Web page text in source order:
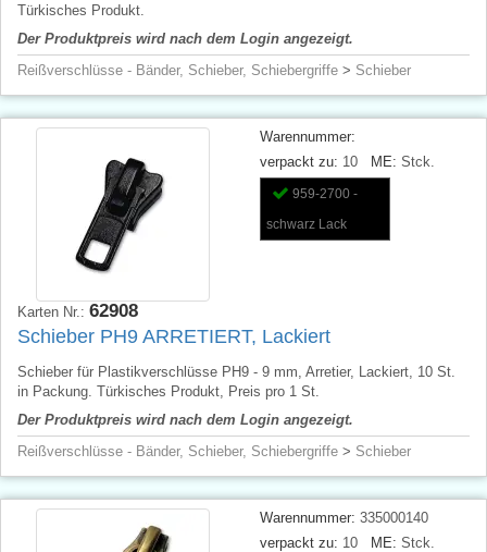
Türkisches Produkt.
Der Produktpreis wird nach dem Login angezeigt.
Reißverschlüsse - Bänder, Schieber, Schiebergriffe > Schieber
Warennummer:
verpackt zu: 10 ME: Stck.
959-2700 -
schwarz Lack
Karten Nr.: 62908
Schieber PH9 ARRETIERT, Lackiert
Schieber für Plastikverschlüsse PH9 - 9 mm, Arretier, Lackiert, 10 St.
in Packung. Türkisches Produkt, Preis pro 1 St.
Der Produktpreis wird nach dem Login angezeigt.
Reißverschlüsse - Bänder, Schieber, Schiebergriffe > Schieber
Warennummer: 335000140
verpackt zu: 10 ME: Stck.